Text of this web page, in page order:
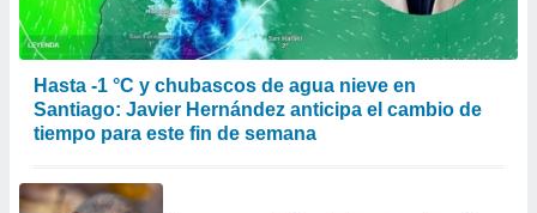
Hasta -1 °C y chubascos de agua nieve en
Santiago: Javier Hernández anticipa el cambio de
tiempo para este fin de semana